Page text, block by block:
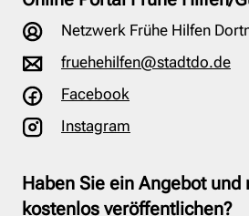
Netzwerk Frühe Hilfen
fruehehilfen@stadtdo.de
Facebook
Instagram
Haben Sie ein Angebot und
kostenlos veröffentlichen?